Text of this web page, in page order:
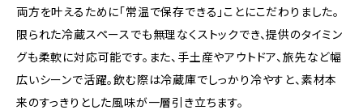
両方を叶えるために「常温で保存できる」ことにこだわりました。
限られた冷蔵スペースでも無理なくストックでき、提供のタイミン
グも柔軟に対応可能です。また、手土産やアウトドア、旅先など幅
広いシーンで活躍。飲む際は冷蔵庫でしっかり冷やすと、素材本
来のすっきりとした風味が一層引き立ちます。